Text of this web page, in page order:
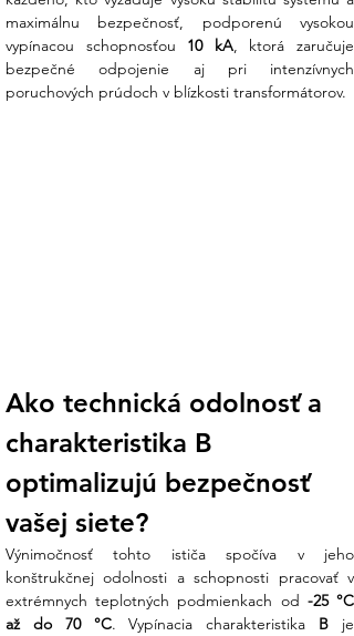
maximálnu bezpečnosť, podporenú vysokou
vypínacou schopnosťou 10 kA, ktorá zaručuje
bezpečné odpojenie aj pri intenzívnych
poruchových prúdoch v blízkosti transformátorov.
Ako technická odolnosť a
charakteristika B
optimalizujú bezpečnosť
vašej siete?
Výnimočnosť tohto ističa spočíva v jeho
konštrukčnej odolnosti a schopnosti pracovať v
extrémnych teplotných podmienkach od -25 °C
až do 70 °C. Vypínacia charakteristika B je